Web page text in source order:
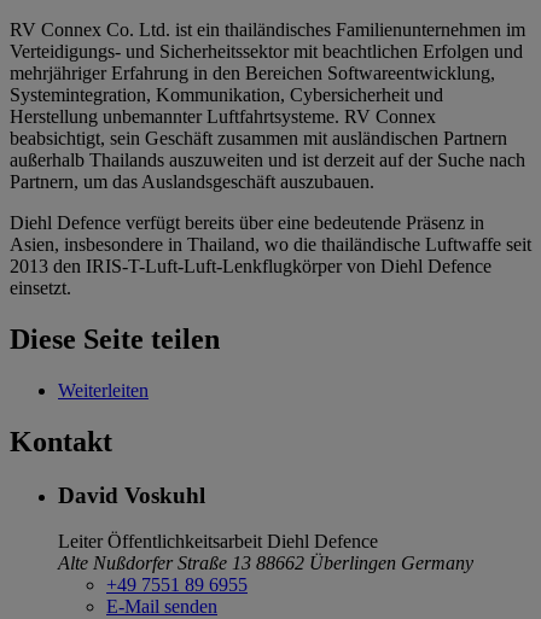
RV Connex Co. Ltd. ist ein thailändisches Familienunternehmen im
Verteidigungs- und Sicherheitssektor mit beachtlichen Erfolgen und
mehrjähriger Erfahrung in den Bereichen Softwareentwicklung,
Systemintegration, Kommunikation, Cybersicherheit und
Herstellung unbemannter Luftfahrtsysteme. RV Connex
beabsichtigt, sein Geschäft zusammen mit ausländischen Partnern
außerhalb Thailands auszuweiten und ist derzeit auf der Suche nach
Partnern, um das Auslandsgeschäft auszubauen.
Diehl Defence verfügt bereits über eine bedeutende Präsenz in
Asien, insbesondere in Thailand, wo die thailändische Luftwaffe seit
2013 den IRIS-T-Luft-Luft-Lenkflugkörper von Diehl Defence
einsetzt.
Diese Seite teilen
Weiterleiten
Kontakt
David Voskuhl
Leiter Öffentlichkeitsarbeit Diehl Defence
Alte Nußdorfer Straße 13 88662 Überlingen Germany
+49 7551 89 6955
E-Mail senden